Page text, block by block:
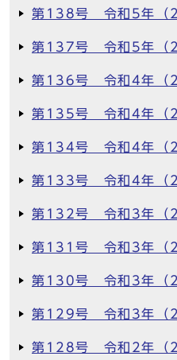
第138号 令和5年（
第137号 令和5年（
第136号 令和4年（
第135号 令和4年（
第134号 令和4年（
第133号 令和4年（
第132号 令和3年（
第131号 令和3年（
第130号 令和3年（
第129号 令和3年（
第128号 令和2年（